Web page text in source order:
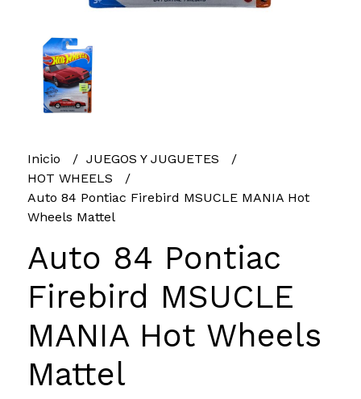
Inicio
JUEGOS Y JUGUETES
HOT WHEELS
Auto 84 Pontiac Firebird MSUCLE MANIA Hot
Wheels Mattel
Auto 84 Pontiac
Firebird MSUCLE
MANIA Hot Wheels
Mattel